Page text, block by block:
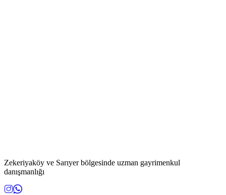
Zekeriyaköy ve Sarıyer bölgesinde uzman gayrimenkul
danışmanlığı